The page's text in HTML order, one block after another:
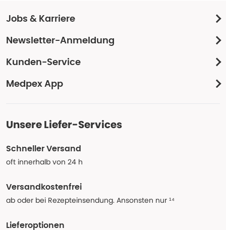
Jobs & Karriere
Newsletter-Anmeldung
Kunden-Service
Medpex App
Unsere Liefer-Services
Schneller Versand
oft innerhalb von 24 h
Versandkostenfrei
ab oder bei Rezepteinsendung. Ansonsten nur ¹⁴
Lieferoptionen